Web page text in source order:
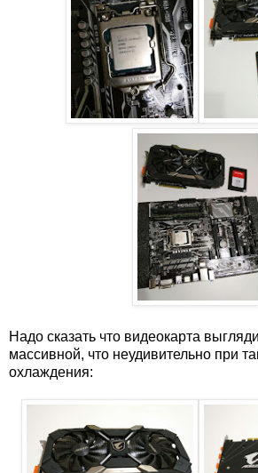
Надо сказать что видеокарта
массивной, что неудивительно при
охлаждения: